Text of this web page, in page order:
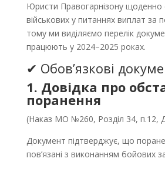
Юристи Правогарнізону
військових у питаннях виплат за
тому ми виділяємо перелік
працюють у 2024–2025 роках.
✔ Обов’язкові
1. Довідка про
поранення
(Наказ МО №260, Розділ 34, п.12,
Документ підтверджує, що
пов’язані з виконанням бойових